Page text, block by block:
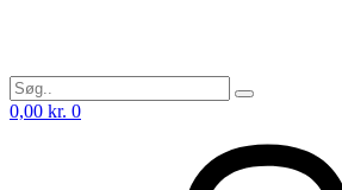
0,00 kr. 0